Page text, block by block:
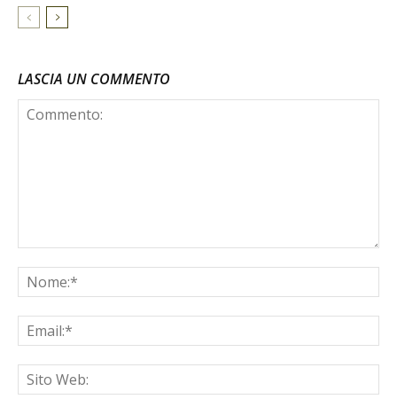
LASCIA UN COMMENTO